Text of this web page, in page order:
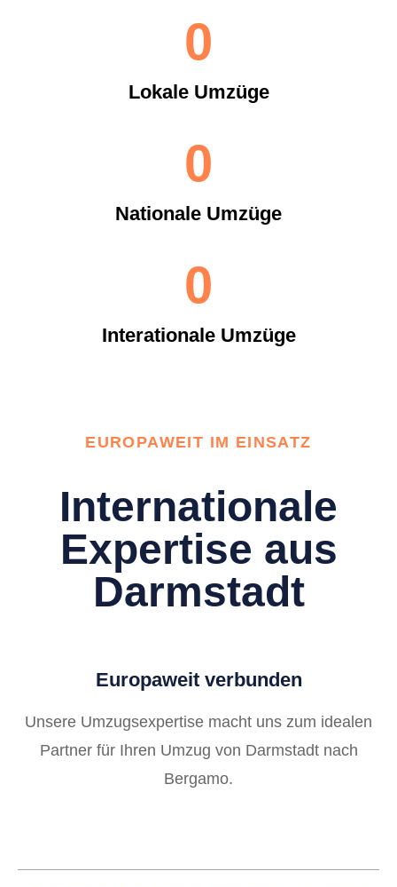
Lokale Umzüge
0
Nationale Umzüge
0
Interationale Umzüge
0
EUROPAWEIT IM EINSATZ
Internationale
Expertise aus
Darmstadt
Europaweit verbunden
Unsere Umzugsexpertise macht uns zum idealen
Partner für Ihren Umzug von Darmstadt nach
Bergamo.